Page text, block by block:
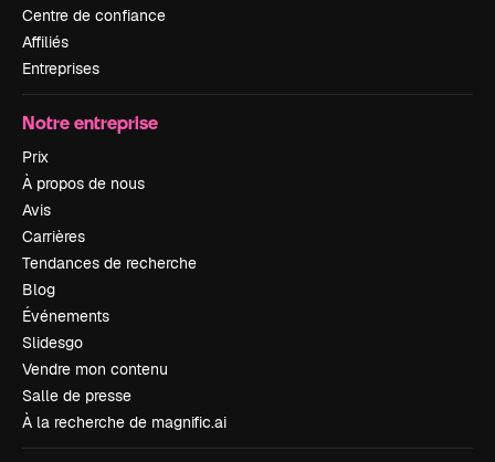
Centre de confiance
Affiliés
Entreprises
Notre entreprise
Prix
À propos de nous
Avis
Carrières
Tendances de recherche
Blog
Événements
Slidesgo
Vendre mon contenu
Salle de presse
À la recherche de magnific.ai